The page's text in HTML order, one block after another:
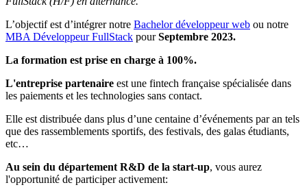
L’objectif est d’intégrer notre Bachelor développeur web ou notre
MBA Développeur FullStack pourSeptembre 2023.
La formation est prise en charge à 100%.
L'entreprise partenaire est une fintech française spécialisée dans
les paiements et les technologies sans contact.
Elle est distribuée dans plus d’une centaine d’événements par an tels
que des rassemblements sportifs, des festivals, des galas étudiants,
etc…
Au sein du département R&D de la start-up, vous aurez
l'opportunité de participer activement: